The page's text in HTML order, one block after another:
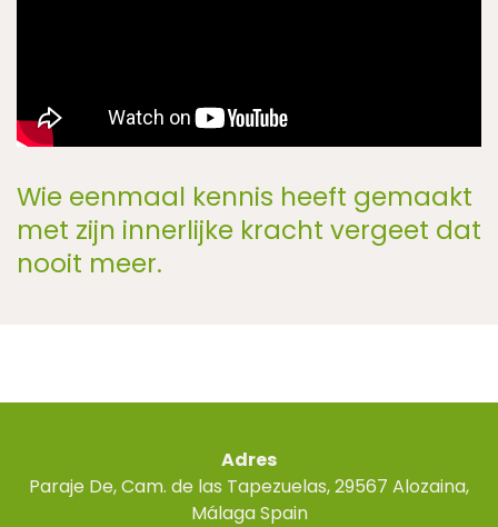
Wie eenmaal kennis heeft gemaakt
met zijn innerlijke kracht vergeet dat
nooit meer.
Adres
Paraje De, Cam. de las Tapezuelas, 29567 Alozaina,
Málaga Spain